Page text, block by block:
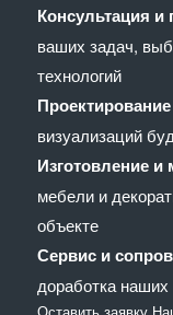
Консультация
ваших задач,
технологий
визуализаций
Изготовление и
мебели и
объекте
Сервис и
доработка